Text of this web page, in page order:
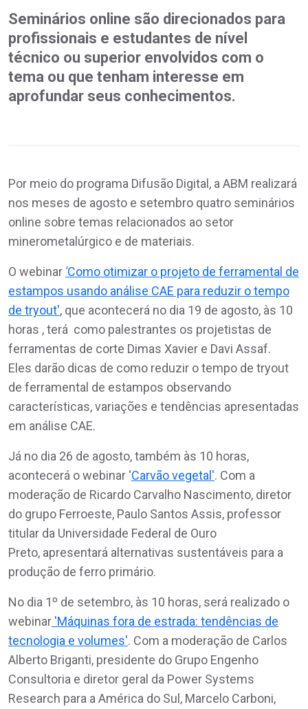
Seminários online são direcionados para
profissionais e estudantes de nível
técnico ou superior envolvidos com o
tema ou que tenham interesse em
aprofundar seus conhecimentos.
Por meio do programa Difusão Digital, a ABM realizará
nos meses de agosto e setembro quatro seminários
online sobre temas relacionados ao setor
minerometalúrgico e de materiais.
O webinar 'Como otimizar o projeto de ferramental de
estampos usando análise CAE para reduzir o tempo
de tryout', que acontecerá no dia 19 de agosto, às 10
horas , terá como palestrantes os projetistas de
ferramentas de corte Dimas Xavier e Davi Assaf.
Eles darão dicas de como reduzir o tempo de tryout
de ferramental de estampos observando
características, variações e tendências apresentadas
em análise CAE.
Já no dia 26 de agosto, também às 10 horas,
acontecerá o webinar ‘Carvão vegetal'. Com a
moderação de Ricardo Carvalho Nascimento, diretor
do grupo Ferroeste, Paulo Santos Assis, professor
titular da Universidade Federal de Ouro
Preto, apresentará alternativas sustentáveis para a
produção de ferro primário.
No dia 1º de setembro, às 10 horas, será realizado o
webinar 'Máquinas fora de estrada: tendências de
tecnologia e volumes'. Com a moderação de Carlos
Alberto Briganti, presidente do Grupo Engenho
Consultoria e diretor geral da Power Systems
Research para a América do Sul, Marcelo Carboni,